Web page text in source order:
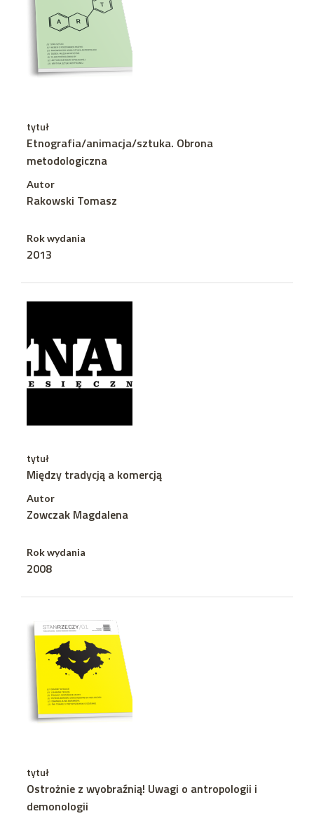
tytuł
Etnografia/animacja/sztuka. Obrona
metodologiczna
Autor
Rakowski Tomasz
Rok wydania
2013
tytuł
Między tradycją a komercją
Autor
Zowczak Magdalena
Rok wydania
2008
tytuł
Ostrożnie z wyobraźnią! Uwagi o antropologii i
demonologii